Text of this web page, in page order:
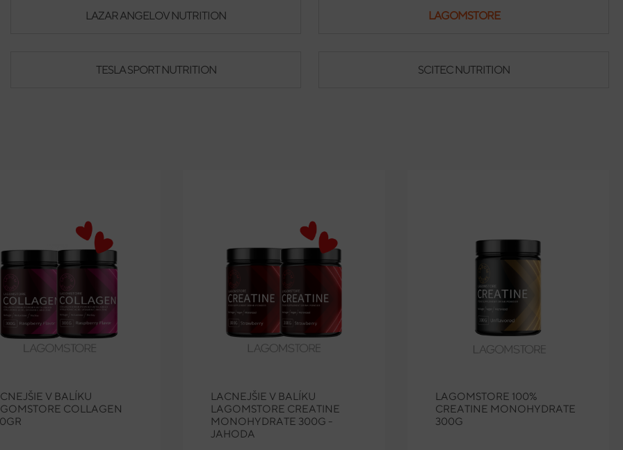
LAZAR ANGELOV NUTRITION LAGOMSTORE
TESLA SPORT NUTRITION SCITEC NUTRITION
V BALÍKU
COLLAGEN
LACNEJŠIE V BALÍKU
LAGOMSTORE CREATINE
MONOHYDRATE 300G -
JAHODA
LAGOMSTORE 100%
CREATINE MONOHYDRATE
300G